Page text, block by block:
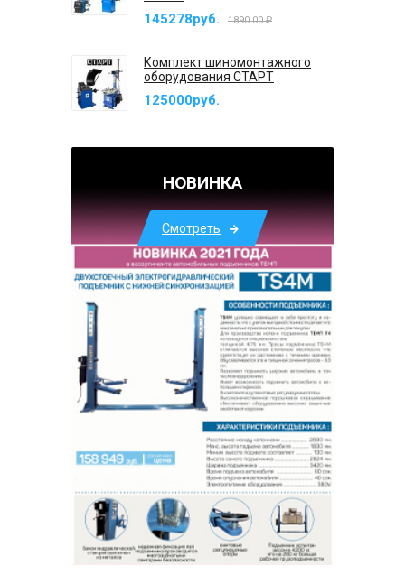
145278руб. 1890.00 ₽
Комплект шиномонтажного
оборудования СТАРТ
125000руб.
НОВИНКА
Смотреть